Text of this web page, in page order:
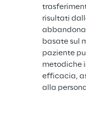
risultati
basate sul
paziente
metodiche
efficacia,
alla